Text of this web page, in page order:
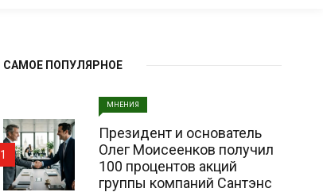
САМОЕ ПОПУЛЯРНОЕ
МНЕНИЯ
Президент и основатель
Олег Моисеенков получил
100 процентов акций
группы компаний Сантэнс
1